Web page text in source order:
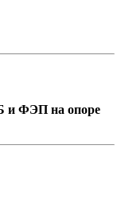
и ФЭП на опоре